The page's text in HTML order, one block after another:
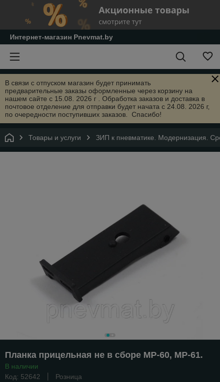
Интернет-магазин Pnevmat.by
В связи с отпуском магазин будет принимать
предварительные заказы оформленные через корзину на
нашем сайте с 15.08. 2026 г . Обработка заказов и доставка в
почтовое отделение для отправки будет начата с 24.08. 2026 г,
по очередности поступивших заказов. Спасибо!
Товары и услуги ЗИП к пневматике. Модернизация.
Планка прицельная не в сборе MP-60, MP-61.
В наличии
Код: 52642
Розница